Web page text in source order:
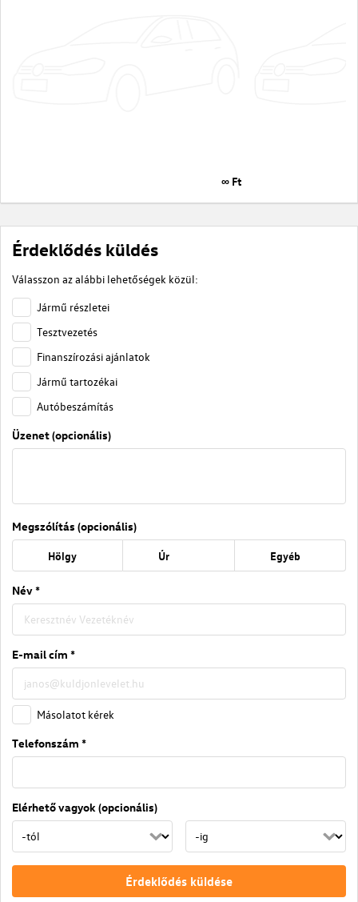
∞ Ft
Érdeklődés küldés
Válasszon az alábbi lehetőségek közül:
Jármű részletei
Tesztvezetés
Finanszírozási ajánlatok
Jármű tartozékai
Autóbeszámítás
Üzenet (opcionális)
Megszólítás (opcionális)
Hölgy Úr Egyéb
Név *
E-mail cím *
Másolatot kérek
Telefonszám *
Elérhető vagyok (opcionális)
Érdeklődés küldése